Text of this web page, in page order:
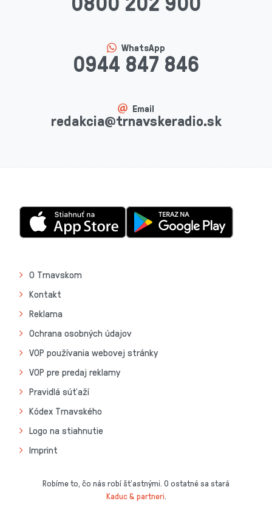
WhatsApp
0944 847 846
Email
redakcia@trnavskeradio.sk
O Trnavskom
Kontakt
Reklama
Ochrana osobných údajov
VOP používania webovej stránky
VOP pre predaj reklamy
Pravidlá súťaží
Kódex Trnavského
Logo na stiahnutie
Imprint
Robíme to, čo nás robí šťastnými. O ostatné sa stará
Kaduc & partneri.